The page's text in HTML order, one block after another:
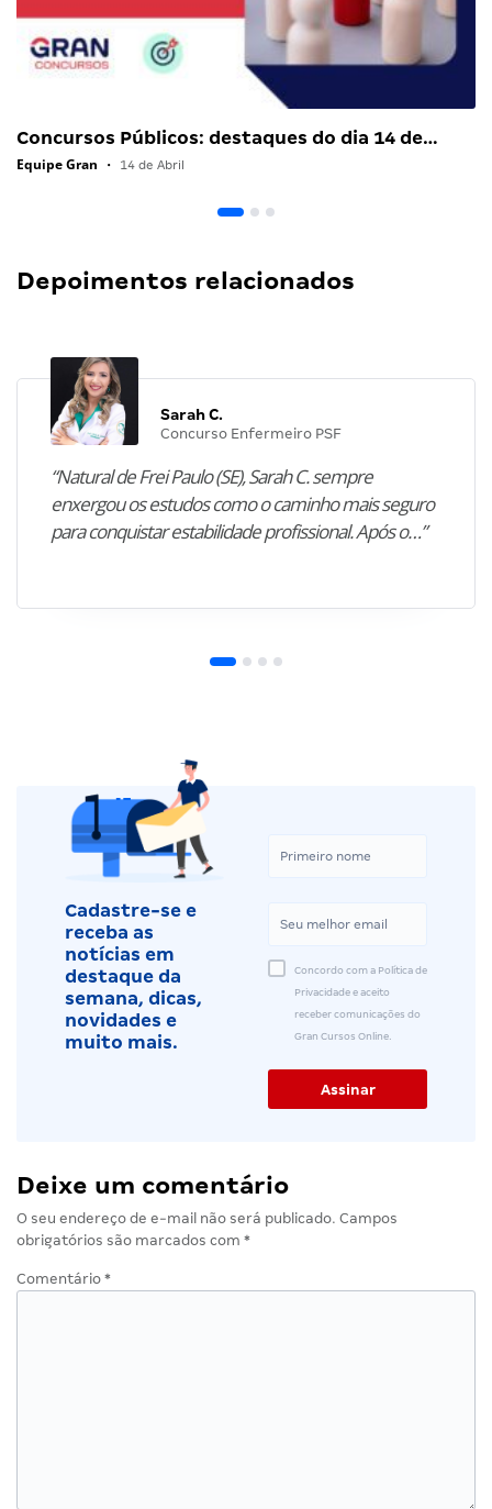
Concursos Públicos: destaques do dia 14 de…
Equipe Gran • 14 de Abril
Depoimentos relacionados
Sarah C.
Concurso Enfermeiro PSF
“Natural de Frei Paulo (SE), Sarah C. sempre
enxergou os estudos como o caminho mais seguro
para conquistar estabilidade profissional. Após o…”
Cadastre-se e
receba as
notícias em
destaque da
semana, dicas,
novidades e
muito mais.
Concordo com a Política de
Privacidade e aceito
receber comunicações do
Gran Cursos Online.
Deixe um comentário
O seu endereço de e-mail não será publicado. Campos
obrigatórios são marcados com *
Comentário *